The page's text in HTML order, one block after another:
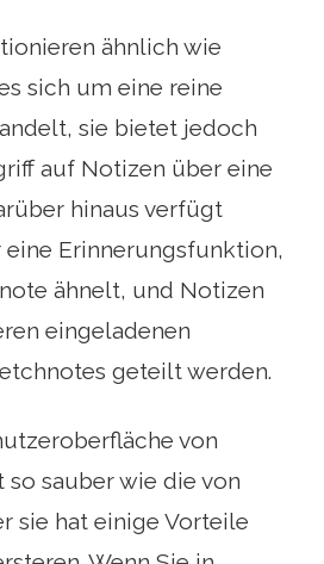
ähnlich wie
sich um eine reine
sie bietet jedoch
auf Notizen über eine
hinaus verfügt
Erinnerungsfunktion,
ähnelt, und Notizen
eingeladenen
geteilt werden.
von
so sauber wie die von
sie hat einige Vorteile